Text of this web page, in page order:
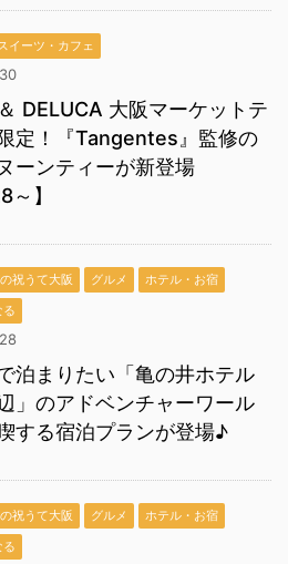
イーツ・カフェ
DELUCA 大阪マーケットテ
定！『Tangentes』監修の
ーンティーが新登場
】
祝うて大阪 グルメ
ホテル・お宿
る
泊まりたい「亀の井ホテル
」のアドベンチャーワール
する宿泊プランが登場♪
祝うて大阪 グルメ
ホテル・お宿
る